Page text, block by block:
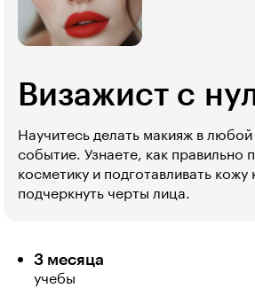
Визажист с
Научитесь делать макияж в
событие. Узнаете, как правильно
косметику и подготавливать кожу
подчеркнуть черты лица.
3 месяца
учебы